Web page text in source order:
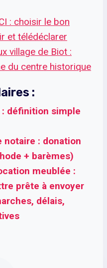
: choisir le bon
et télédéclarer
village de Biot :
du centre historique
:
définition simple
notaire : donation
+ barèmes)
meublée :
prête à envoyer
délais,